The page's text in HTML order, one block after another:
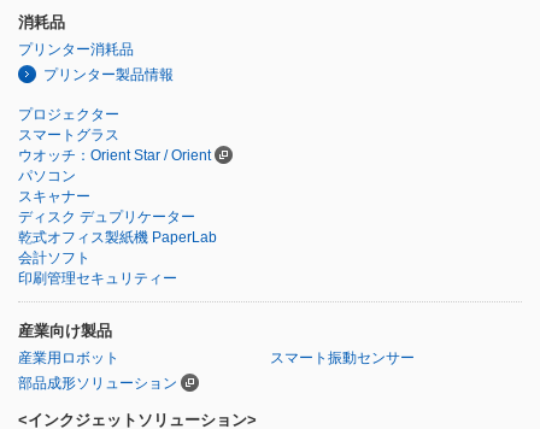
消耗品
プリンター消耗品
プリンター製品情報
プロジェクター
スマートグラス
ウオッチ：Orient Star / Orient
パソコン
スキャナー
ディスク デュプリケーター
乾式オフィス製紙機 PaperLab
会計ソフト
印刷管理セキュリティー
産業向け製品
産業用ロボット
スマート振動センサー
部品成形ソリューション
<インクジェットソリューション>